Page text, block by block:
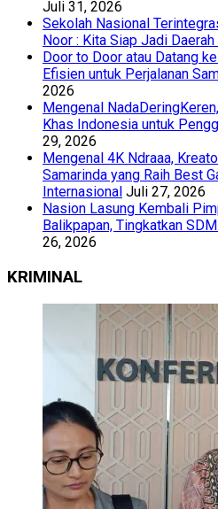
Juli 31, 2026
Sekolah Nasional
Noor : Kita Siap Jadi
Door to Door atau Datang
Efisien untuk Perjalanan
2026
Mengenal
Khas Indonesia untuk
29, 2026
Mengenal 4K Ndraaa,
Samarinda yang Raih Best
Internasional Juli 27, 2026
Nasion Lasung Kembali
Balikpapan, Tingkatkan
26, 2026
KRIMINAL